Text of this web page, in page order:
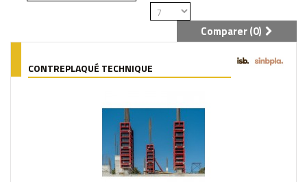
Comparer (0)
CONTREPLAQUÉ TECHNIQUE